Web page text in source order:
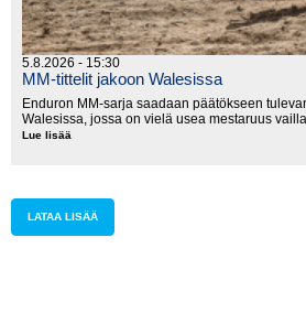
5.8.2026 - 15:30
MM-tittelit jakoon Walesissa
Enduron MM-sarja saadaan päätökseen
Walesissa, jossa on vielä usea mestaruus
Lue lisää
LATAA LISÄÄ